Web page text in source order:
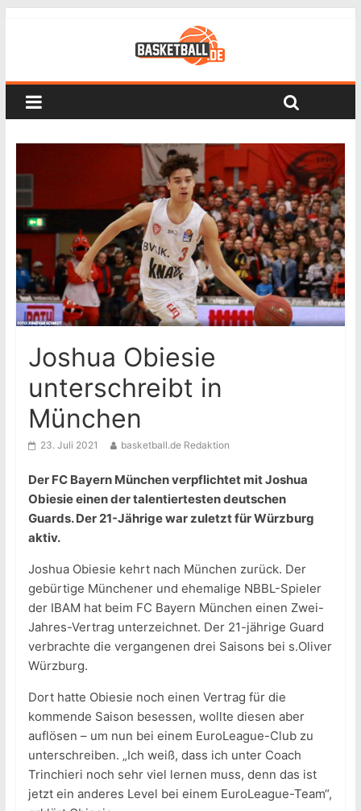
Joshua Obiesie
unterschreibt in
München
23. Juli 2021 basketball.de Redaktion
Der FC Bayern München verpflichtet mit Joshua
Obiesie einen der talentiertesten deutschen
Guards. Der 21-Jährige war zuletzt für Würzburg
aktiv.
Joshua Obiesie kehrt nach München zurück. Der
gebürtige Münchener und ehemalige NBBL-Spieler
der IBAM hat beim FC Bayern München einen Zwei-
Jahres-Vertrag unterzeichnet. Der 21-jährige Guard
verbrachte die vergangenen drei Saisons bei s.Oliver
Würzburg.
Dort hatte Obiesie noch einen Vertrag für die
kommende Saison besessen, wollte diesen aber
auflösen – um nun bei einem EuroLeague-Club zu
unterschreiben. „Ich weiß, dass ich unter Coach
Trinchieri noch sehr viel lernen muss, denn das ist
jetzt ein anderes Level bei einem EuroLeague-Team“,